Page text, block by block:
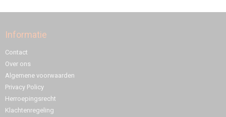
Informatie
Contact
Over ons
Algemene voorwaarden
Privacy Policy
Herroepingsrecht
Klachtenregeling